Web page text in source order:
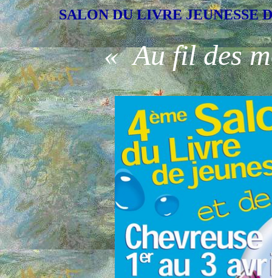
SALON DU LIVRE JEUNESSE
« Au fil des